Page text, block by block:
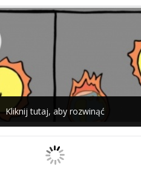
Kliknij tutaj, aby rozwinąć